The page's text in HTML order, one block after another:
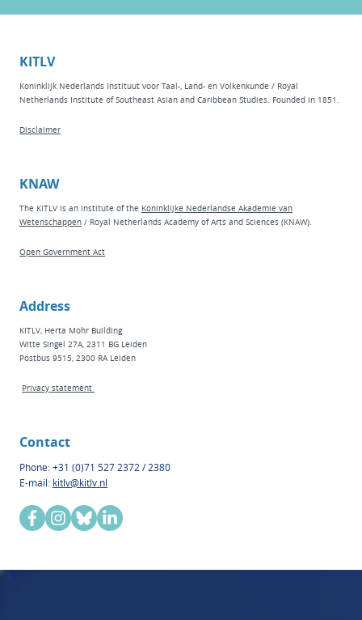
KITLV
Koninklijk Nederlands Instituut voor Taal-, Land- en Volkenkunde / Royal
Netherlands Institute of Southeast Asian and Caribbean Studies. Founded in 1851.
Disclaimer
KNAW
The KITLV is an institute of the Koninklijke Nederlandse Akademie van
Wetenschappen / Royal Netherlands Academy of Arts and Sciences (KNAW).
Open Government Act
Address
KITLV, Herta Mohr Building
Witte Singel 27A, 2311 BG Leiden
Postbus 9515, 2300 RA Leiden
Privacy statement
Contact
Phone: +31 (0)71 527 2372 / 2380
E-mail: kitlv@kitlv.nl